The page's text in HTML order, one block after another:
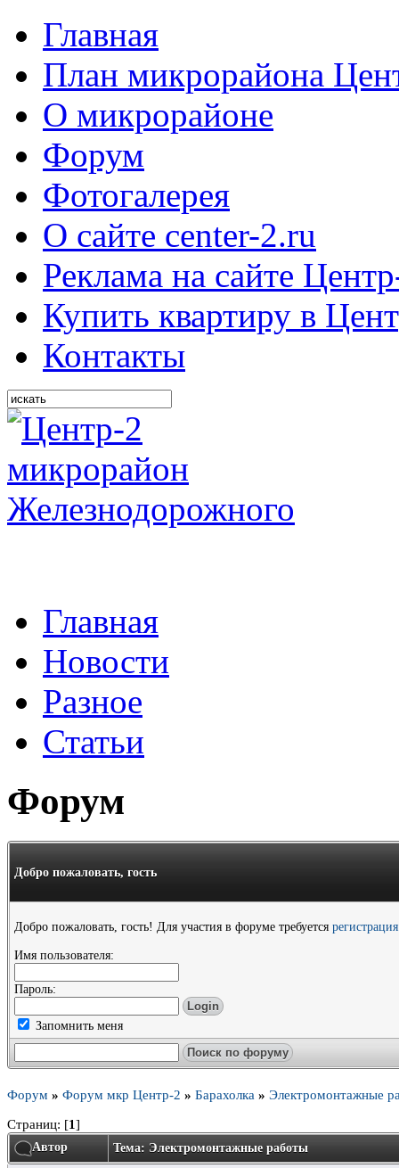
Главная
План микрорайона
О микрорайоне
Форум
Фотогалерея
О сайте center-2.ru
Реклама на сайте
Купить квартиру в
Контакты
Главная
Новости
Разное
Статьи
Форум
Добро пожаловать, гость
Добро пожаловать, гость! Для участия в форуме требуется
Имя пользователя:
Пароль:
Запомнить меня
Форум » Форум мкр Центр-2 » Барахолка » Электромонтажные
Страниц: [1]
Автор Тема: Электромонтажные работы